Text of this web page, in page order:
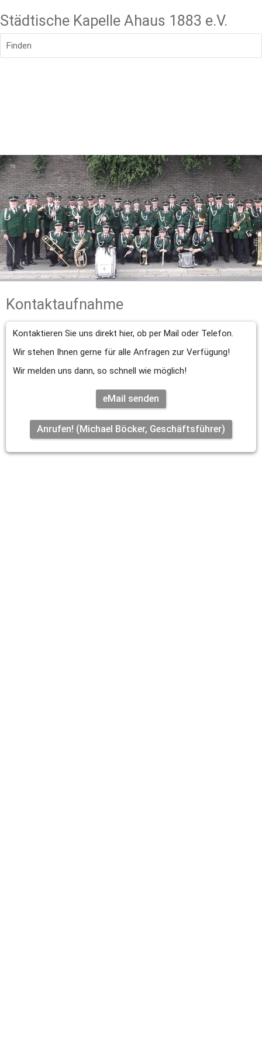
Städtische Kapelle Ahaus 1883 e.V.
Finden
Kontaktaufnahme
Kontaktieren Sie uns direkt hier, ob per Mail oder Telefon.
Wir stehen Ihnen gerne für alle Anfragen zur Verfügung!
Wir melden uns dann, so schnell wie möglich!
eMail senden
Anrufen! (Michael Böcker, Geschäftsführer)